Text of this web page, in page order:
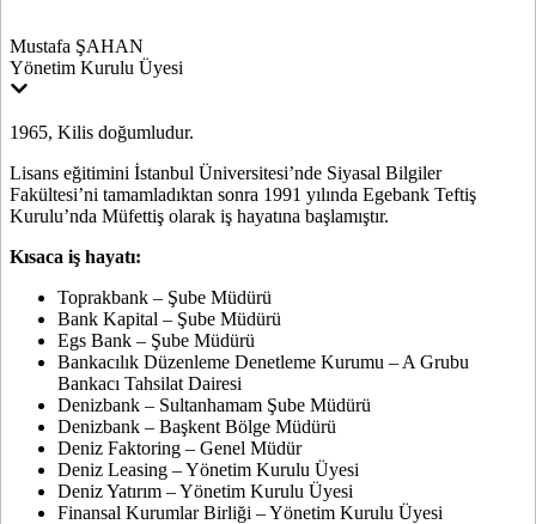
Mustafa ŞAHAN
Yönetim Kurulu Üyesi
1965, Kilis doğumludur.
Lisans eğitimini İstanbul Üniversitesi’nde Siyasal Bilgiler
Fakültesi’ni tamamladıktan sonra 1991 yılında Egebank Teftiş
Kurulu’nda Müfettiş olarak iş hayatına başlamıştır.
Kısaca iş hayatı:
Toprakbank – Şube Müdürü
Bank Kapital – Şube Müdürü
Egs Bank – Şube Müdürü
Bankacılık Düzenleme Denetleme Kurumu – A Grubu
Bankacı Tahsilat Dairesi
Denizbank – Sultanhamam Şube Müdürü
Denizbank – Başkent Bölge Müdürü
Deniz Faktoring – Genel Müdür
Deniz Leasing – Yönetim Kurulu Üyesi
Deniz Yatırım – Yönetim Kurulu Üyesi
Finansal Kurumlar Birliği – Yönetim Kurulu Üyesi